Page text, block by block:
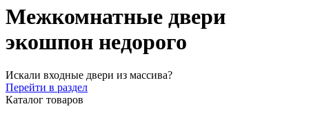
Межкомнатные двери
экошпон недорого
Искали входные двери из массива?
Перейти в раздел
Каталог товаров